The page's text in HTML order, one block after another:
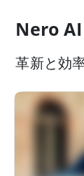
Nero AI
革新と効